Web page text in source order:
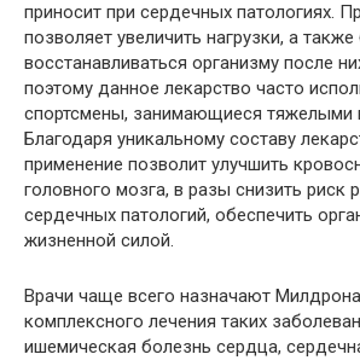
приносит при сердечных патологиях.
позволяет увеличить нагрузки, а
восстанавливаться организму после
поэтому данное лекарство часто
спортсмены, занимающиеся тяжелыми
Благодаря уникальному составу
применение позволит улучшить
головного мозга, в разы снизить риск
сердечных патологий, обеспечить
жизненной силой.
Врачи чаще всего назначают
комплексного лечения таких
ишемическая болезнь сердца,